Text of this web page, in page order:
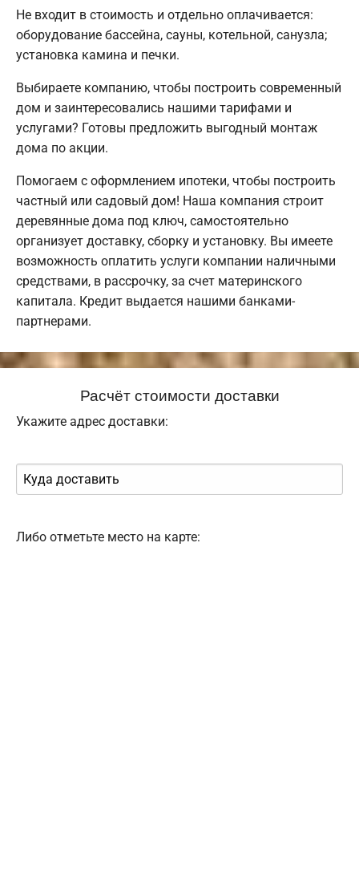
Не входит в стоимость и отдельно оплачивается:
оборудование бассейна, сауны, котельной, санузла;
установка камина и печки.
Выбираете компанию, чтобы построить современный
дом и заинтересовались нашими тарифами и
услугами? Готовы предложить выгодный монтаж
дома по акции.
Помогаем с оформлением ипотеки, чтобы построить
частный или садовый дом! Наша компания строит
деревянные дома под ключ, самостоятельно
организует доставку, сборку и установку. Вы имеете
возможность оплатить услуги компании наличными
средствами, в рассрочку, за счет материнского
капитала. Кредит выдается нашими банками-
партнерами.
Расчёт стоимости доставки
Укажите адрес доставки:
Либо отметьте место на карте: